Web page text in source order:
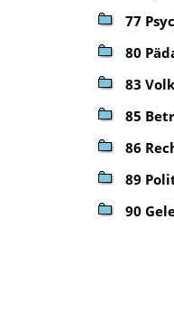
77
80
83
85
86
89
90